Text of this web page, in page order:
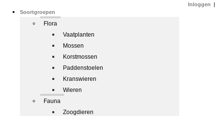
Soortgroepen
Flora
Vaatplanten
Mossen
Korstmossen
Paddenstoelen
Kranswieren
Wieren
Fauna
Zoogdieren
Inloggen |